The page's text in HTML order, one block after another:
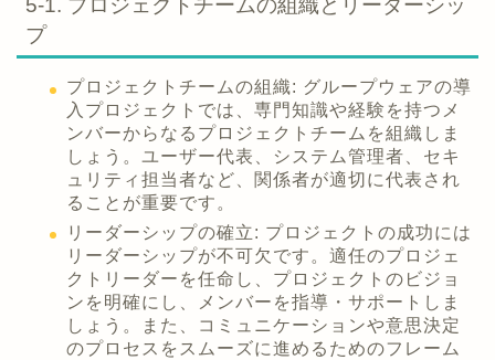
5-1. プロジェクトチームの組織とリーダーシッ
プ
プロジェクトチームの組織: グループウェアの導
入プロジェクトでは、専門知識や経験を持つメ
ンバーからなるプロジェクトチームを組織しま
しょう。ユーザー代表、システム管理者、セキ
ュリティ担当者など、関係者が適切に代表され
ることが重要です。
リーダーシップの確立: プロジェクトの成功には
リーダーシップが不可欠です。適任のプロジェ
クトリーダーを任命し、プロジェクトのビジョ
ンを明確にし、メンバーを指導・サポートしま
しょう。また、コミュニケーションや意思決定
のプロセスをスムーズに進めるためのフレーム